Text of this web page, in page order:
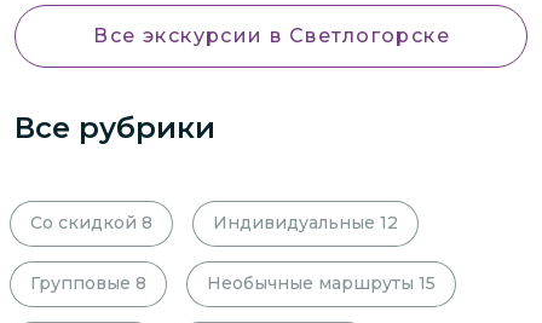
Все экскурсии в Светлогорске
Все рубрики
Со скидкой 8 Индивидуальные 12
Групповые 8 Необычные маршруты 15